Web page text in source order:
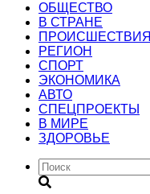
ОБЩЕСТВО
В СТРАНЕ
ПРОИСШЕСТВИЯ
РЕГИОН
CПОРТ
ЭКОНОМИКА
АВТО
СПЕЦПРОЕКТЫ
В МИРЕ
ЗДОРОВЬЕ